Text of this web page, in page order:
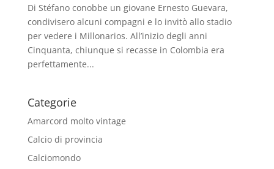
Di Stéfano conobbe un giovane Ernesto Guevara,
condivisero alcuni compagni e lo invitò allo stadio
per vedere i Millonarios. All’inizio degli anni
Cinquanta, chiunque si recasse in Colombia era
perfettamente...
Categorie
Amarcord molto vintage
Calcio di provincia
Calciomondo